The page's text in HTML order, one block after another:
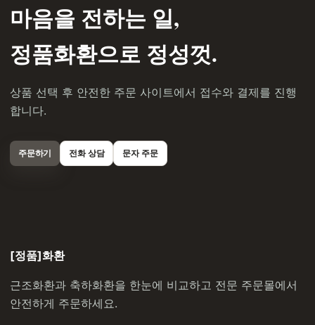
마음을 전하는 일,
정품화환으로 정성껏.
상품 선택 후 안전한 주문 사이트에서 접수와 결제를 진행
합니다.
주문하기 전화 상담 문자 주문
[정품]화환
근조화환과 축하화환을 한눈에 비교하고 전문 주문몰에서
안전하게 주문하세요.